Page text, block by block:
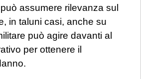
assumere rilevanza sul
in taluni casi, anche su
può agire davanti al
per ottenere il